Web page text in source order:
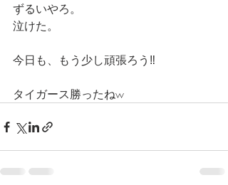
ずるいやろ。
泣けた。
今日も、もう少し頑張ろう‼️
タイガース勝ったねw